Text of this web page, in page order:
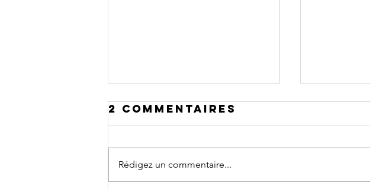
2 commentaires
Rédigez un commentaire...